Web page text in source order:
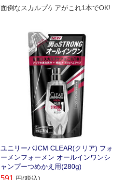
面倒なスカルプケアがこれ1本でOK!
ユニリーバJCM CLEAR(クリア) フォ
ーメンフォーメン オールインワンシ
ャンプーつめかえ用(280g)